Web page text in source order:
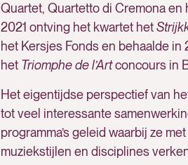
Quartet, Quartetto di Cremona en
2021 ontving het kwartet het
het Kersjes Fonds en behaalde
het Triomphe de l’Artconcours in
Het eigentijdse perspectief van
tot veel interessante
programma’s geleid waarbij ze
muziekstijlen en disciplines